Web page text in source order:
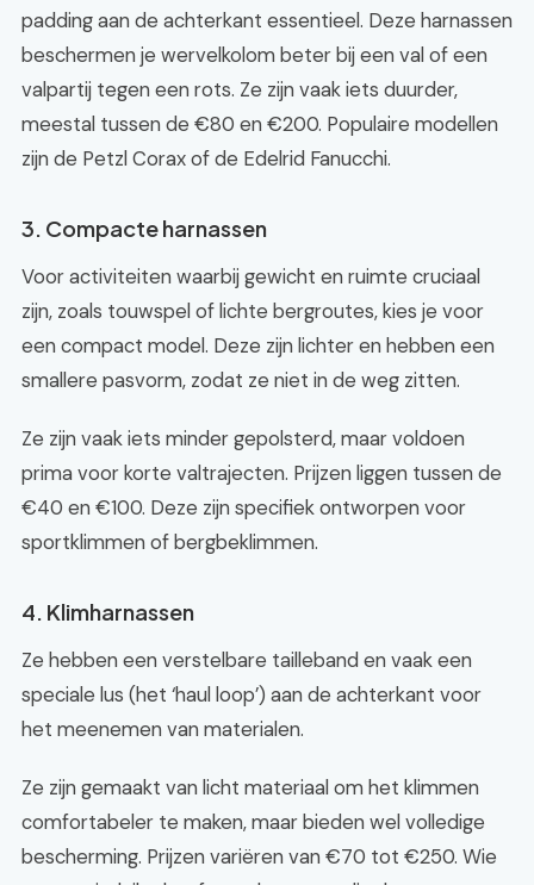
padding aan de achterkant essentieel. Deze harnassen
beschermen je wervelkolom beter bij een val of een
valpartij tegen een rots. Ze zijn vaak iets duurder,
meestal tussen de €80 en €200. Populaire modellen
zijn de Petzl Corax of de Edelrid Fanucchi.
3. Compacte harnassen
Voor activiteiten waarbij gewicht en ruimte cruciaal
zijn, zoals touwspel of lichte bergroutes, kies je voor
een compact model. Deze zijn lichter en hebben een
smallere pasvorm, zodat ze niet in de weg zitten.
Ze zijn vaak iets minder gepolsterd, maar voldoen
prima voor korte valtrajecten. Prijzen liggen tussen de
€40 en €100. Deze zijn specifiek ontworpen voor
sportklimmen of bergbeklimmen.
4. Klimharnassen
Ze hebben een verstelbare tailleband en vaak een
speciale lus (het ‘haul loop’) aan de achterkant voor
het meenemen van materialen.
Ze zijn gemaakt van licht materiaal om het klimmen
comfortabeler te maken, maar bieden wel volledige
bescherming. Prijzen variëren van €70 tot €250. Wie